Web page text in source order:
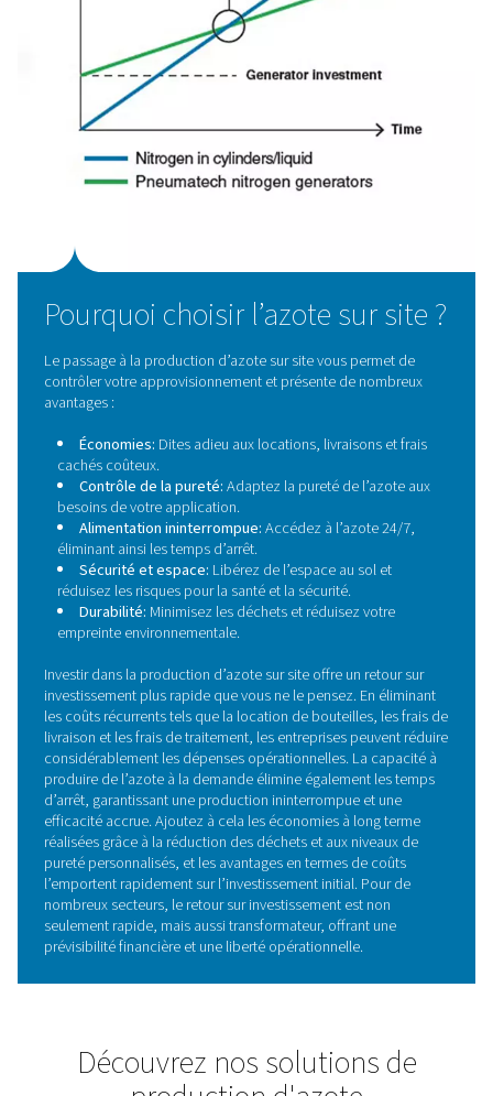
Laissez-nous calculer pour vous. Contactez-nous
aujourd'hui pour obtenir un calcul personnalisé et
comment la production d'azote sur site peut
Contactez nos experts en azote
Pourquoi choisir l’azote sur
Le passage à la production d’azote sur site vous
contrôler votre approvisionnement et présente de
cachés coûteux.
Contrôle de la pureté:Adaptez la pureté de